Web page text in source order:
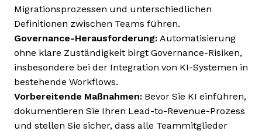
Migrationsprozessen und unterschiedlichen
Definitionen zwischen Teams führen.
Governance-Herausforderung: Automatisierung
ohne klare Zuständigkeit birgt Governance-Risiken,
insbesondere bei der Integration von KI-Systemen in
bestehende Workflows.
Vorbereitende Maßnahmen: Bevor Sie KI einführen,
dokumentieren Sie Ihren Lead-to-Revenue-Prozess
und stellen Sie sicher, dass alle Teammitglieder